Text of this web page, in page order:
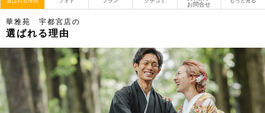
お問合せ
撮影レポート
オプション ブログ
アクセス/TEL スタジオトップ
華雅苑 宇都宮店の
選ばれる理由